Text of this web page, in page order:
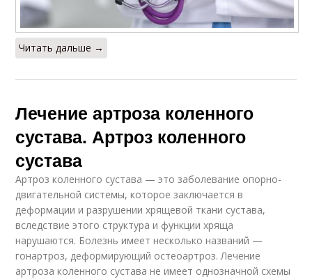
Читать дальше →
Лечение артроза коленного
сустава. Артроз коленного
сустава
Артроз коленного сустава — это заболевание опорно-
двигательной системы, которое заключается в
деформации и разрушении хрящевой ткани сустава,
вследствие этого структура и функции хряща
нарушаются. Болезнь имеет несколько названий —
гонартроз, деформирующий остеоартроз. Лечение
артроза коленного сустава не имеет однозначной схемы